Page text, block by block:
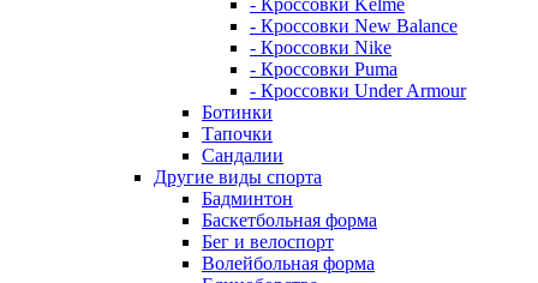
- Кроссовки Kelme
- Кроссовки New Balance
- Кроссовки Nike
- Кроссовки Puma
- Кроссовки Under Armour
Ботинки
Тапочки
Сандалии
Другие виды спорта
Бадминтон
Баскетбольная форма
Бег и велоспорт
Волейбольная форма